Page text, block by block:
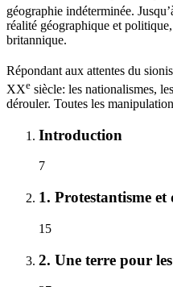
géographie indéterminée.
réalité géographique et
britannique.
Répondant aux attentes du
XXe siècle: les nationalismes,
dérouler. Toutes les
Introduction
7
1. Protestantisme et
15
2. Une terre pour les